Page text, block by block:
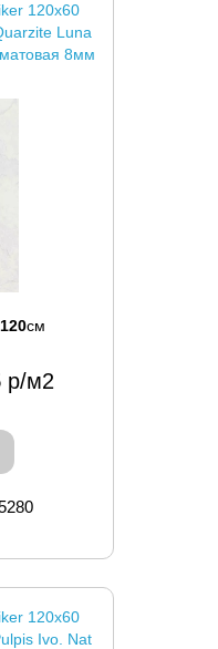
120x60
Luna
8мм
120см
р/м2
120x60
Ivo. Nat